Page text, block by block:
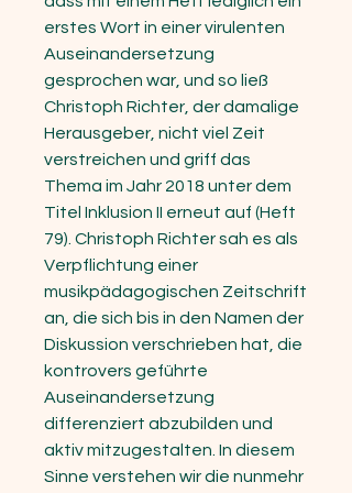
erstes Wort in einer virulenten
Ausein­andersetzung
gesprochen war, und so ließ
Christoph Richter, der damalige
Herausgeber, nicht viel Zeit
verstreichen und griff das
Thema im Jahr 2018 unter dem
Titel Inklusion II erneut auf (Heft
79). Christoph Richter sah es als
Verpflichtung einer
musikpädagogischen Zeitschrift
an, die sich bis in den Namen der
Diskussion verschrieben hat, die
kontrovers geführte
Auseinandersetzung
differenziert abzubilden und
aktiv mitzugestalten. In diesem
Sinne verstehen wir die nunmehr